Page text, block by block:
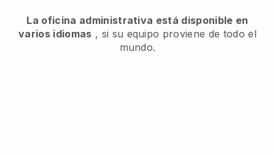
La oficina administrativa está disponible en
varios idiomas , si su equipo proviene de todo el
mundo.